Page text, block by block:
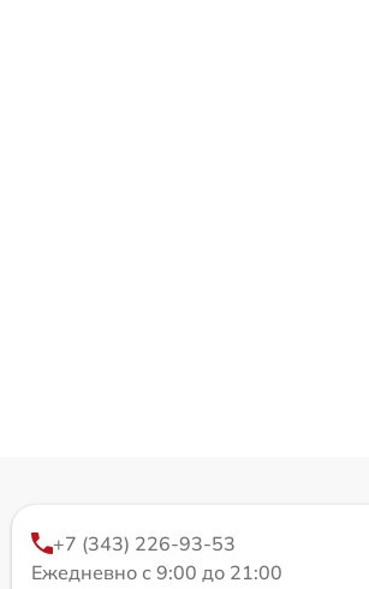
+7 (343) 226-93-53
Ежедневно с 9:00 до 21:00